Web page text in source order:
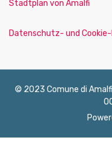
Stadtplan von Amalfi
Datenschutz- und
© 2023 Comune di